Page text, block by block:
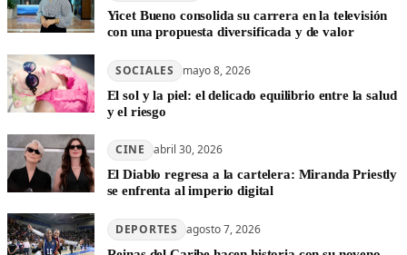
Yicet Bueno consolida su carrera en la televisión
con una propuesta diversificada y de valor
SOCIALES mayo 8, 2026
El sol y la piel: el delicado equilibrio entre la salud
y el riesgo
CINE abril 30, 2026
El Diablo regresa a la cartelera: Miranda Priestly
se enfrenta al imperio digital
DEPORTES agosto 7, 2026